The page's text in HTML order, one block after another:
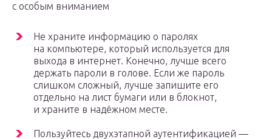
с особым вниманием
Не храните информацию о паролях
на компьютере, который используется для
выхода в интернет. Конечно, лучше всего
держать пароли в голове. Если же пароль
слишком сложный, лучше запишите его
отдельно на лист бумаги или в блокнот,
и храните в надёжном месте.
Пользуйтесь двухэтапной аутентификацией —